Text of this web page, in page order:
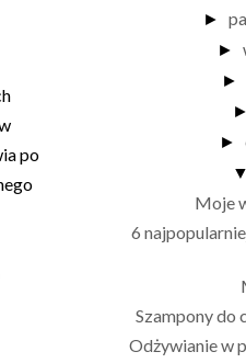
po
►
►
►
►
Moje
6
Szampony do
Odżywianie w